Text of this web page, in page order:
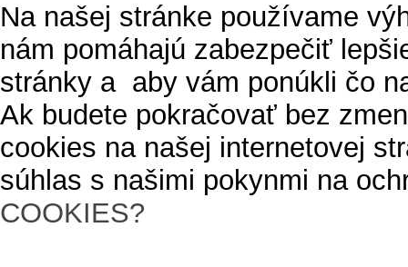
Na našej stránke používame
nám pomáhajú zabezpečiť
stránky a aby vám ponúkli čo
Ak budete pokračovať bez
cookies na našej internetovej
súhlas s našimi pokynmi na
COOKIES?